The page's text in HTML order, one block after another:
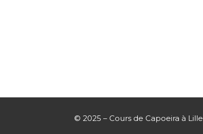
© 2025 – Cours de Capoeira à Lille